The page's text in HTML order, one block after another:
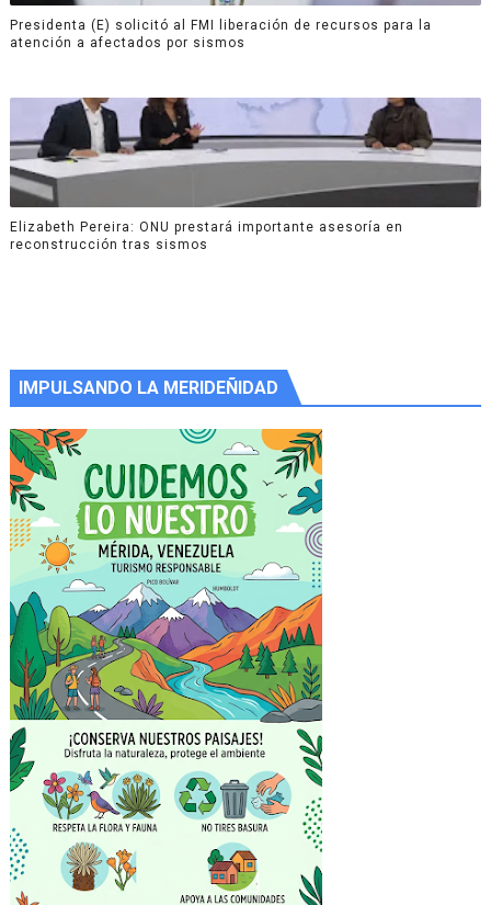
Presidenta (E) solicitó al FMI liberación de recursos para la
atención a afectados por sismos
Elizabeth Pereira: ONU prestará importante asesoría en
reconstrucción tras sismos
IMPULSANDO LA MERIDEÑIDAD